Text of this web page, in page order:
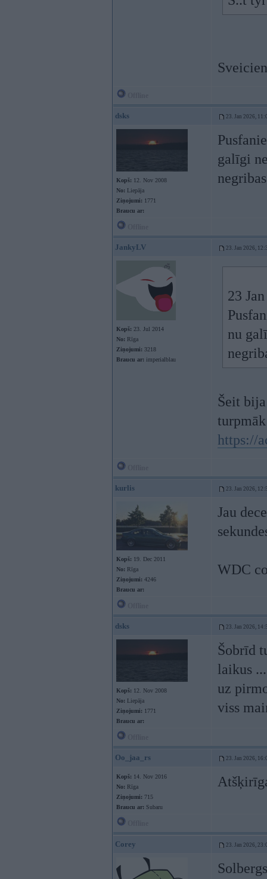
dsks 23. Jan 2026,
Kopš: 12. Nov 2008
No: Liepāja
Ziņojumi: 1771
Braucu ar:
galīgi
JankyLV 23. Jan 2026,
Kopš: 23. Jul 2014
No: Rīga
Ziņojumi: 3218
Braucu ar: imperialblau
23
nu
Šeit
https://
kurlis 23. Jan 2026,
Kopš: 19. Dec 2011
No: Rīga
Ziņojumi: 4246
Braucu ar:
Jau
WDC
dsks 23. Jan 2026,
Kopš: 12. Nov 2008
No: Liepāja
Ziņojumi: 1771
Braucu ar:
Šobrīd
laikus
uz
viss
Oo_jaa_rs 23. Jan 2026,
Kopš: 14. Nov 2016
No: Rīga
Ziņojumi: 715
Braucu ar: Subaru
Corey 23. Jan 2026,